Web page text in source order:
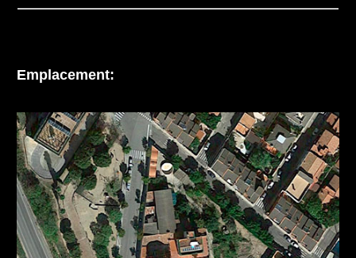
Emplacement: